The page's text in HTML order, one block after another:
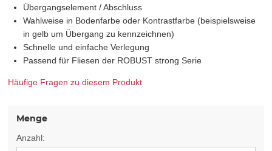
Übergangselement / Abschluss
Wahlweise in Bodenfarbe oder Kontrastfarbe (beispielsweise
in gelb um Übergang zu kennzeichnen)
Schnelle und einfache Verlegung
Passend für Fliesen der ROBUST strong Serie
Häufige Fragen zu diesem Produkt
Menge
Anzahl: